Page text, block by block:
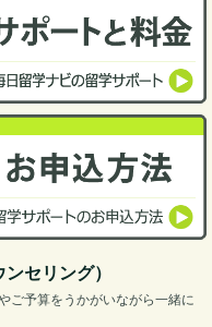
セリング）
ご予算をうかがいながら一緒に